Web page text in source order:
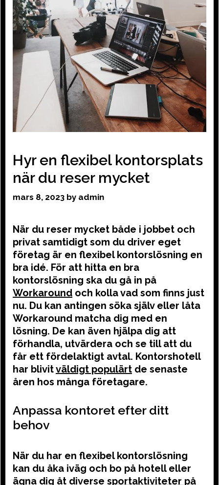
Hyr en flexibel kontorsplats
när du reser mycket
mars 8, 2023 by admin
När du reser mycket både i jobbet och
privat samtidigt som du driver eget
företag är en flexibel kontorslösning en
bra idé. För att hitta en bra
kontorslösning ska du gå in på
Workaround och kolla vad som finns just
nu. Du kan antingen söka själv eller låta
Workaround matcha dig med en
lösning. De kan även hjälpa dig att
förhandla, utvärdera och se till att du
får ett fördelaktigt avtal. Kontorshotell
har blivitväldigt populärt de senaste
åren hos många företagare.
Anpassa kontoret efter ditt
behov
När du har en flexibel kontorslösning
kan du åka iväg och bo på hotell eller
ägna dig åt diverse sportaktiviteter på